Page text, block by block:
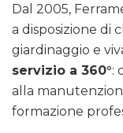
Dal 2005,
a disposizione di
giardinaggio e
servizio a 360°:
alla
formazione